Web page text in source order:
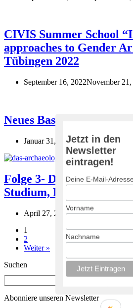
CIVIS Summer School
approaches to Gender
Tübingen 2022
September 16, 2022November 21,
Neues Basiswissen-
Januar 31, 2022Januar 31, 2022
Folge 3- Doris
Studium, Lehre,
April 27, 2021Dezember 14, 2025
1
2
Weiter »
Suchen
Abonniere unseren Newsletter
Jetzt in den
Newsletter
eintragen!
Deine E-Mail-Adresse
Vorname
Nachname